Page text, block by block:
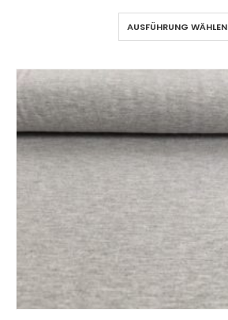
AUSFÜHRUNG WÄHLEN